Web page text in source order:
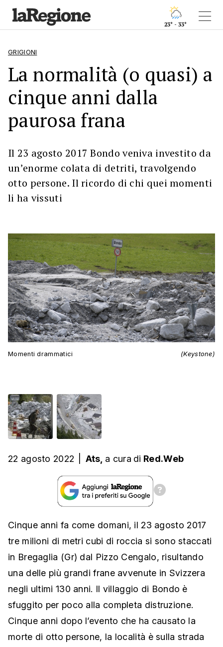
23° - 33°
GRIGIONI
La normalità (o quasi) a
cinque anni dalla
paurosa frana
Il 23 agosto 2017 Bondo veniva investito da
un’enorme colata di detriti, travolgendo
otto persone. Il ricordo di chi quei momenti
li ha vissuti
Momenti drammatici (Keystone)
22 agosto 2022 Ats, a cura di Red.Web
Cinque anni fa come domani, il 23 agosto 2017
tre milioni di metri cubi di roccia si sono staccati
in Bregaglia (Gr) dal Pizzo Cengalo, risultando
una delle più grandi frane avvenute in Svizzera
negli ultimi 130 anni. Il villaggio di Bondo è
sfuggito per poco alla completa distruzione.
Cinque anni dopo l’evento che ha causato la
morte di otto persone, la località è sulla strada